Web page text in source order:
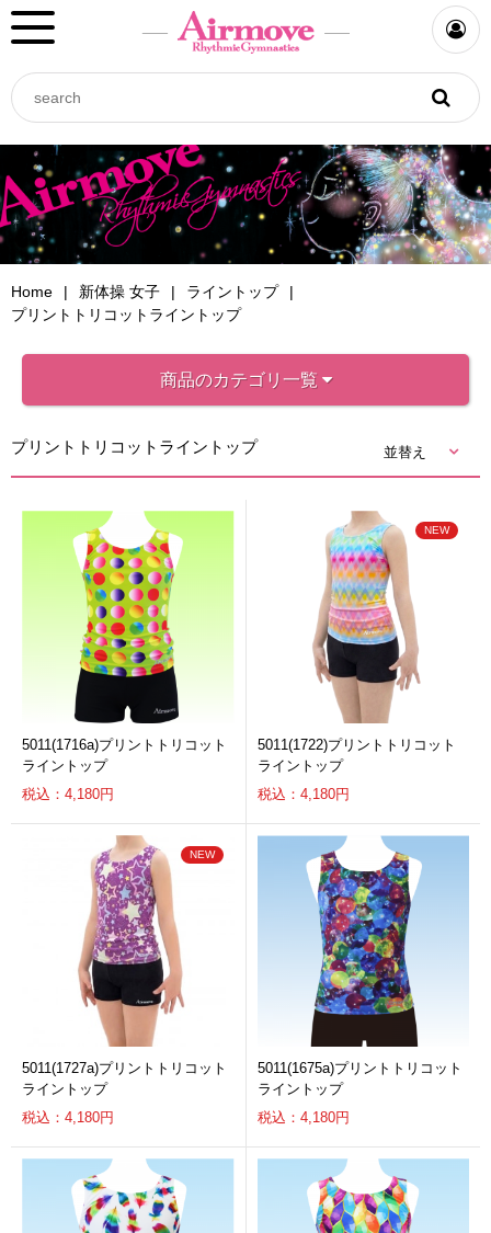
Home 新体操 女子
ライントップ
プリントトリコットライントップ
商品のカテゴリ一覧
プリントトリコットライントップ 並替え
5011(1716a)プリントトリコット
ライントップ
税込：4,180円
5011(1722)プリントトリコット
ライントップ
税込：4,180円
5011(1727a)プリントトリコット
ライントップ
税込：4,180円
5011(1675a)プリントトリコット
ライントップ
税込：4,180円